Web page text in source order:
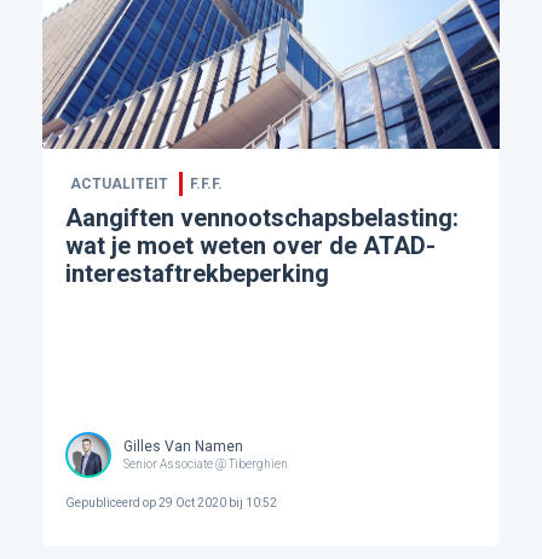
ACTUALITEIT F.F.F.
Aangiften vennootschapsbelasting:
wat je moet weten over de ATAD-
interestaftrekbeperking
Gilles Van Namen
Senior Associate @ Tiberghien
Gepubliceerd op29 Oct 2020 bij 10:52